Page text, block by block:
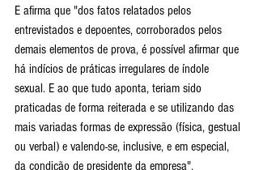
E afirma que "dos fatos relatados pelos
entrevistados e depoentes, corroborados pelos
demais elementos de prova, é possível afirmar que
há indícios de práticas irregulares de índole
sexual. E ao que tudo aponta, teriam sido
praticadas de forma reiterada e se utilizando das
mais variadas formas de expressão (física, gestual
ou verbal) e valendo-se, inclusive, e em especial,
da condição de presidente da empresa".